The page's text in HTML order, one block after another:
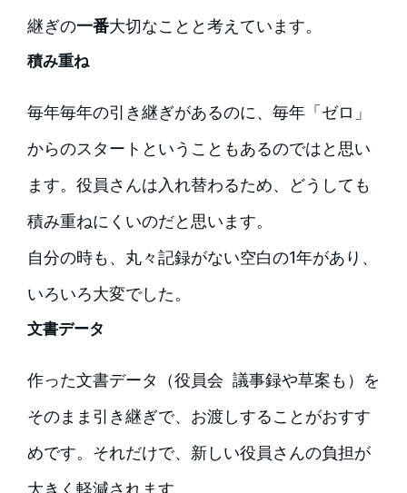
継ぎの一番大切なことと考えています。
積み重ね
毎年毎年の引き継ぎがあるのに、毎年「ゼロ」
からのスタートということもあるのではと思い
ます。役員さんは入れ替わるため、どうしても
積み重ねにくいのだと思います。
自分の時も、丸々記録がない空白の1年があり、
いろいろ大変でした。
文書データ
作った文書データ（役員会 議事録や草案も）を
そのまま引き継ぎで、お渡しすることがおすす
めです。それだけで、新しい役員さんの負担が
大きく軽減されます。